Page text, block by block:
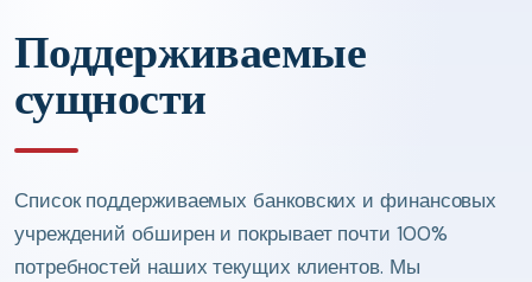
Поддерживаемые
сущности
Список поддерживаемых банковских и финансовых
учреждений обширен и покрывает почти 100%
потребностей наших текущих клиентов. Мы